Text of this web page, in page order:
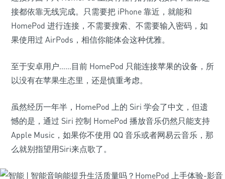
接都依靠无线完成。只需要把 iPhone 靠近，就能和
HomePod 进行连接，不需要搜索、不需要输入密码，如
果使用过 AirPods，相信你能体会这种优雅。
至于安卓用户……目前 HomePod 只能连接苹果的设备，所
以没有在苹果生态里，还是慎重考虑。
虽然经历一年半，HomePod 上的 Siri 学会了中文，但遗
憾的是，通过 Siri 控制 HomePod 播放音乐仍然只能支持
Apple Music，如果你不使用 QQ 音乐或者网易云音乐，那
么就别指望用Siri来点歌了。